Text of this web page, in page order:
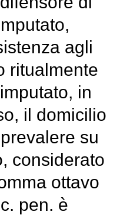
agli
ritualmente
in
il domicilio
su
considerato
ottavo
pen. è